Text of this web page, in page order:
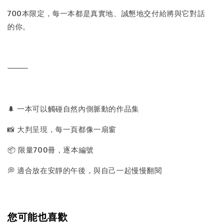
700本限定，每一本都是真實地、誠懇地交付給將與它對話
的你。
⸻
🌲 一本可以觸碰自然內側脈動的作品集
📸 大判呈現，每一頁都像一扇窗
📦 限量700冊，逐本編號
💭 適合放在安靜的午後，與自己一起慢慢翻閱
您可能也喜歡